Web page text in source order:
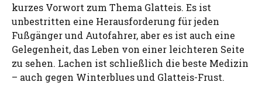
kurzes Vorwort zum Thema Glatteis. Es ist
unbestritten eine Herausforderung für jeden
Fußgänger und Autofahrer, aber es ist auch eine
Gelegenheit, das Leben von einer leichteren Seite
zu sehen. Lachen ist schließlich die beste Medizin
– auch gegen Winterblues und Glatteis-Frust.